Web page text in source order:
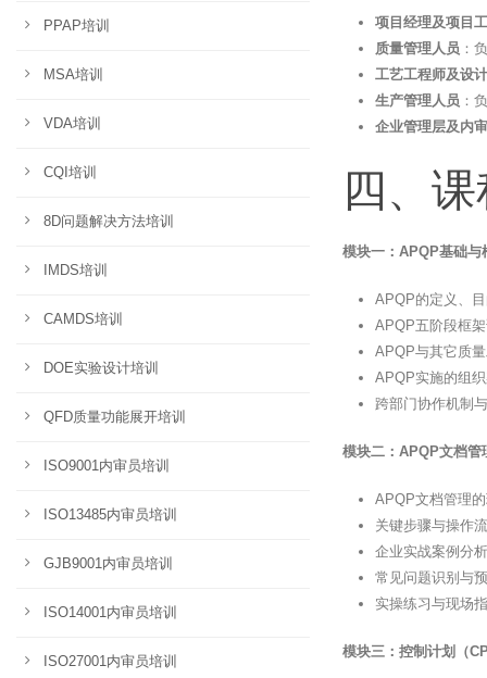
项目经理及项目
质量管理人员 ：
工艺工程师及设
生产管理人员 ：
企业管理层及内
四、
模块一：APQP基础与
APQP的定义、
APQP五阶段框
APQP与其它质
APQP实施的组
跨部门协作机制
模块二：APQP文档管
APQP文档管理
关键步骤与操作
企业实战案例分
常见问题识别与
实操练习与现场
模块三：控制计划（
PPAP培训
MSA培训
VDA培训
CQI培训
8D问题解决方法培训
IMDS培训
CAMDS培训
DOE实验设计培训
QFD质量功能展开培训
ISO9001内审员培训
ISO13485内审员培训
GJB9001内审员培训
ISO14001内审员培训
ISO27001内审员培训